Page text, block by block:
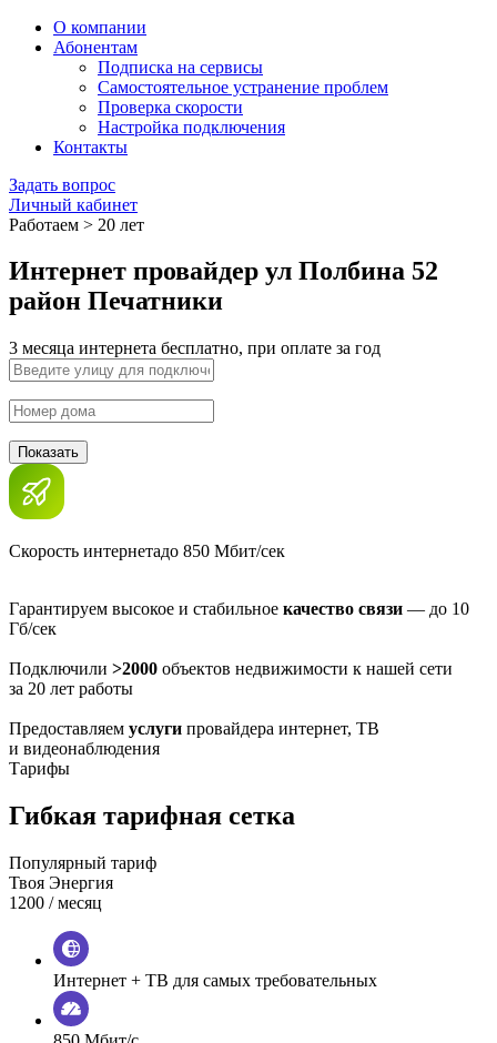
О компании
Абонентам
Подписка на сервисы
Самостоятельное устранение проблем
Проверка скорости
Настройка подключения
Контакты
Задать вопрос
Личный кабинет
Работаем > 20 лет
Интернет провайдер ул Полбина 52
район Печатники
3 месяца интернета бесплатно, при оплате за год
Показать
Скорость интернетадо 850 Мбит/сек
Гарантируем высокое и стабильное качество связи — до 10
Гб/сек
Подключили >2000 объектов недвижимости к нашей сети
за 20 лет работы
Предоставляем услуги провайдера интернет, ТВ
и видеонаблюдения
Тарифы
Гибкая тарифная сетка
Популярный тариф
Твоя Энергия
1200 / месяц
Интернет + ТВ для самых требовательных